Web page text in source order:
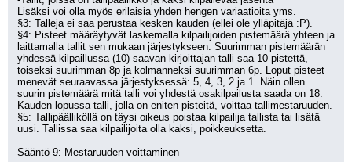
Lisäksi voi olla myös erilaisia yhden hengen variaatioita yms.
§3: Talleja ei saa perustaa kesken kauden (ellei ole ylläpitäjä :P).
§4: Pisteet määräytyvät laskemalla kilpailijoiden pistemäärä yhteen ja
laittamalla tallit sen mukaan järjestykseen. Suurimman pistemäärän
yhdessä kilpaillussa (10) saavan kirjoittajan talli saa 10 pistettä,
toiseksi suurimman 8p ja kolmanneksi suurimman 6p. Loput pisteet
menevät seuraavassa järjestyksessä: 5, 4, 3, 2 ja 1. Näin ollen
suurin pistemäärä mitä talli voi yhdestä osakilpailusta saada on 18.
Kauden lopussa talli, jolla on eniten pisteitä, voittaa tallimestaruuden.
§5: Tallipäälliköllä on täysi oikeus poistaa kilpailija tallista tai lisätä
uusi. Tallissa saa kilpailijoita olla kaksi, poikkeuksetta.
Sääntö 9: Mestaruuden voittaminen